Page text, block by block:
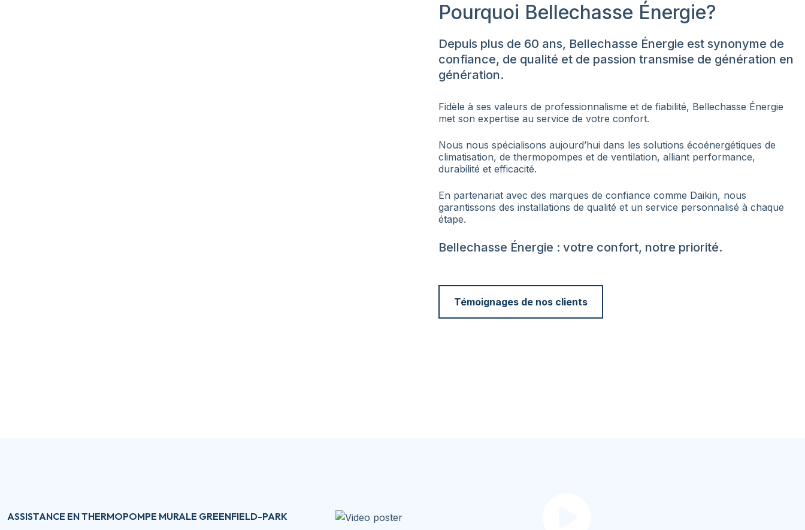
Pourquoi Bellechasse Énergie?
Depuis plus de 60 ans, Bellechasse Énergie est synonyme de
confiance, de qualité et de passion transmise de génération en
génération.
Fidèle à ses valeurs de professionnalisme et de fiabilité, Bellechasse Énergie
met son expertise au service de votre confort.
Nous nous spécialisons aujourd’hui dans les solutions écoénergétiques de
climatisation, de thermopompes et de ventilation, alliant performance,
durabilité et efficacité.
En partenariat avec des marques de confiance comme Daikin, nous
garantissons des installations de qualité et un service personnalisé à chaque
étape.
Bellechasse Énergie : votre confort, notre priorité.
Témoignages de nos clients
ASSISTANCE EN THERMOPOMPE MURALE GREENFIELD-PARK